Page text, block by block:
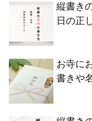
縦書き
日の正
お寺に
書きや